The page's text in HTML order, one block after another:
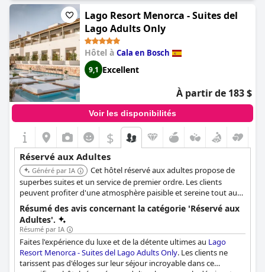
Lago Resort Menorca - Suites del
Lago Adults Only
Hôtel à Cala en Bosch
9,1 Excellent
À partir de 183 $
Voir les disponibilités
$
Réservé aux Adultes
Généré par IA
Cet hôtel réservé aux adultes propose de
superbes suites et un service de premier ordre. Les clients
peuvent profiter d'une atmosphère paisible et sereine tout au
long de leur séjour. Il offre un confort luxueux, une cuisine
raffinée et de magnifiques vues sur le coucher de soleil.
Résumé des avis concernant la catégorie 'Réservé aux
Adultes'.
Résumé par IA
Faites l'expérience du luxe et de la détente ultimes au Lago
Resort Menorca - Suites del Lago Adults Only. Les clients ne
tarissent pas d'éloges sur leur séjour incroyable dans ce